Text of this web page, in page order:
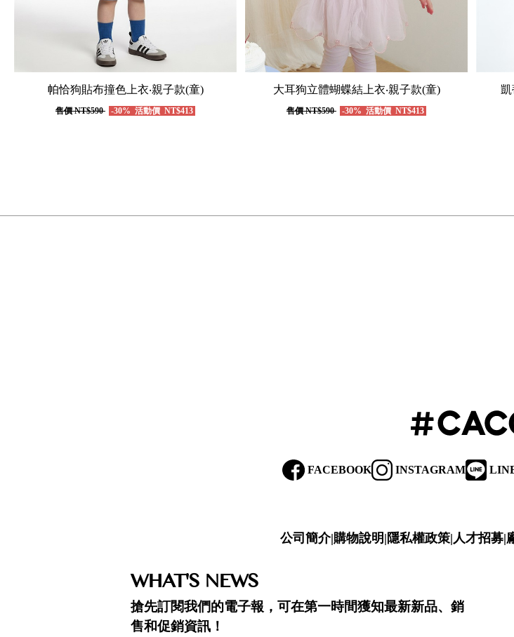
帕恰狗貼布撞色上衣‧親子款(童)
售價NT$590 -30% 活動價 NT$413
大耳狗立體蝴蝶結上衣‧親子款(童)
售價NT$590 -30% 活動價 NT$413
凱
FACEBOOK INSTAGRAM
公司簡介|購物說明 |隱私權政策|人才招募|
WHAT'S NEWS
搶先訂閱我們的電子報，可在第一時間獲知最新新品、銷
售和促銷資訊！